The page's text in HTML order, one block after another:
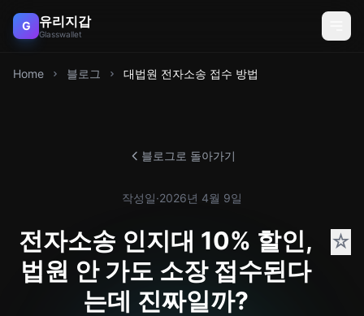
G 유리지갑
Glasswallet
Home 블로그 대법원 전자소송 접수 방법
블로그로 돌아가기
작성일·2026년 4월 9일
전자소송 인지대 10% 할인,
법원 안 가도 소장 접수된다
는데 진짜일까?
☆